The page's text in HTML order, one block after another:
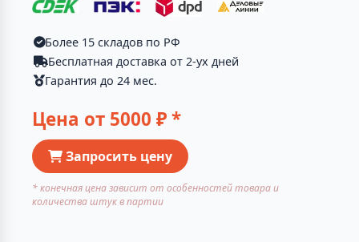
Более 15 складов по РФ
Бесплатная доставка от 2-ух дней
Гарантия до 24 мес.
Цена от 5000 ₽ *
Запросить цену
* конечная цена зависит от особенностей товара и
количества штук в партии